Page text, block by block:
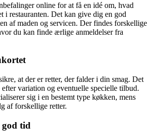
online for at få en idé om, hvad
i restauranten. Det kan give dig en god
af maden og servicen. Der findes forskellige
du kan finde ærlige anmeldelser fra
at der er retter, der falder i din smag. Det
efter variation og eventuelle specielle tilbud.
sig i en bestemt type køkken, mens
af forskellige retter.
god tid